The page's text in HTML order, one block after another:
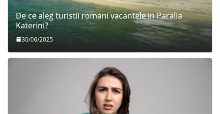
De ce aleg turistii romani vacantele in Paralia
Katerini?
30/06/2025